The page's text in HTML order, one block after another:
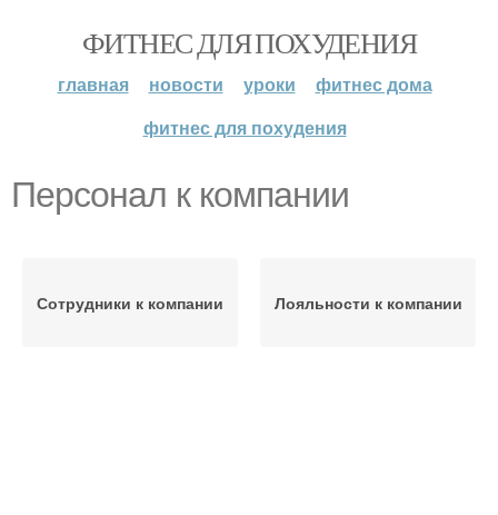
ФИТНЕС ДЛЯ ПОХУДЕНИЯ
главная новости уроки
фитнес дома
фитнес для похудения
Персонал к компании
Сотрудники к компании Лояльности к компании